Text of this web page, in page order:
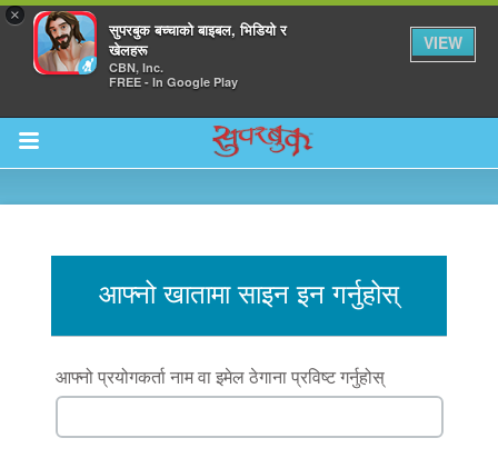
×
सुपरबुक बच्चाको बाइबल, भिडियो र
खेलहरू
CBN, Inc.
FREE - In Google Play
VIEW
Return to Content
आफ्नो खातामा साइन इन गर्नुहोस्
आफ्नो प्रयोगकर्ता नाम वा इमेल ठेगाना प्रविष्ट गर्नुहोस्